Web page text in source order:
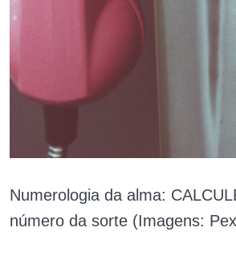
Numerologia da alma:
número da sorte (Imagens: